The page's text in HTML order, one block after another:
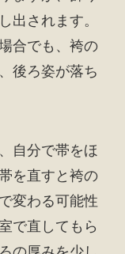
出されます。
合でも、袴の
後ろ姿が落ち
自分で帯をほ
を直すと袴の
変わる可能性
で直してもら